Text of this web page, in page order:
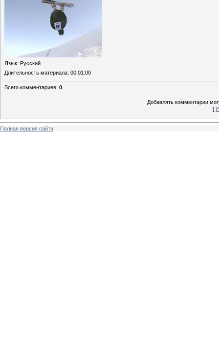
Язык: Русский
Длительность материала: 00:01:00
Всего комментариев: 0
Добавлять комментарии
[
Полная версия сайта